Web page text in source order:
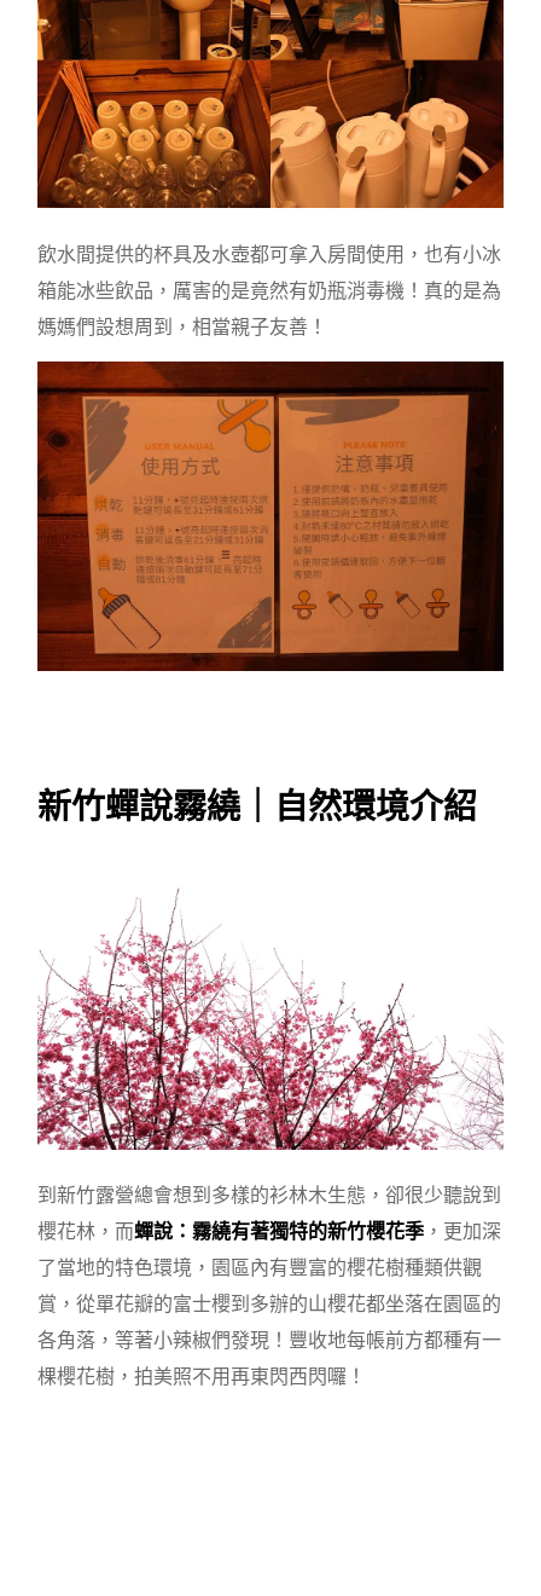
飲水間提供的杯具及水壺都可拿入房間使用，也有小冰
箱能冰些飲品，厲害的是竟然有奶瓶消毒機！真的是為
媽媽們設想周到，相當親子友善！
新竹蟬說霧繞｜自然環境介紹
到新竹露營總會想到多樣的衫林木生態，卻很少聽說到
櫻花林，而蟬說：霧繞有著獨特的新竹櫻花季 ，更加深
了當地的特色環境，園區內有豐富的櫻花樹種類供觀
賞，從單花瓣的富士櫻到多辦的山櫻花都坐落在園區的
各角落，等著小辣椒們發現！豐收地每帳前方都種有一
棵櫻花樹，拍美照不用再東閃西閃囉！